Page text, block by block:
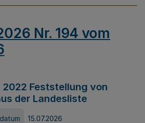
Nr. 194 vom
Feststellung von
der Landesliste
15.07.2026